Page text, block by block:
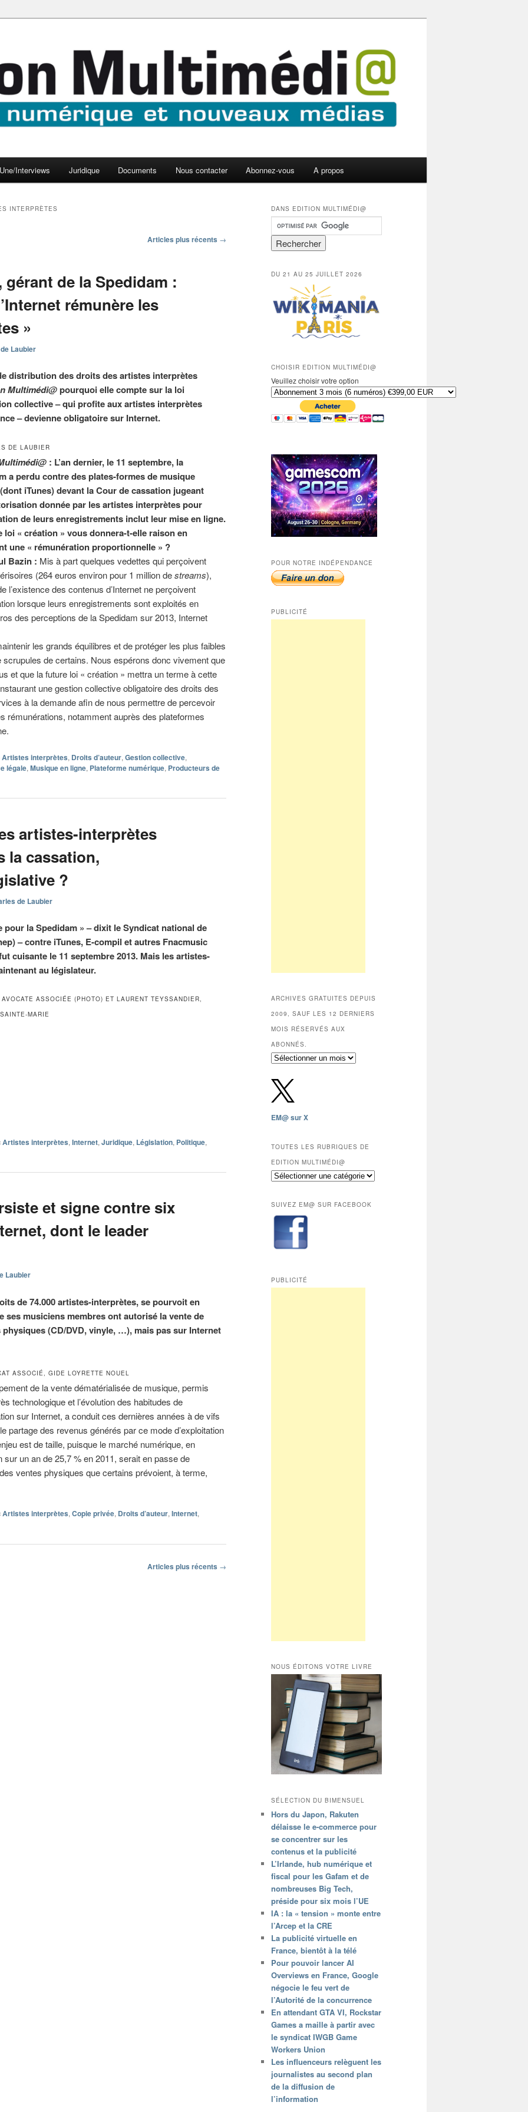
Une/Interviews Juridique Documents Nous contacter Abonnez-vous A propos
INTERPRÈTES
Articles plus récents →
gérant de la Spedidam :
rémunère les
»
Laubier
distribution des droits des artistes interprètes
Multimédi@pourquoi elle compte sur la loi
collective – qui profite aux artistes interprètes
– devienne obligatoire sur Internet.
DE LAUBIER
: L’an dernier, le 11 septembre, la
a perdu contre des plates-formes de musique
iTunes) devant la Cour de cassation jugeant
donnée par les artistes interprètes pour
de leurs enregistrements inclut leur mise en ligne.
loi « création » vous donnera-t-elle raison en
une « rémunération proportionnelle » ?
Bazin : Mis à part quelques vedettes qui perçoivent
(264 euros environ pour 1 million destreams),
l’existence des contenus d’Internet ne perçoivent
lorsque leurs enregistrements sont exploités en
des perceptions de la Spedidam sur 2013, Internet
les grands équilibres et de protéger les plus faibles
scrupules de certains. Nous espérons donc vivement que
et que la future loi « création » mettra un terme à cette
une gestion collective obligatoire des droits des
à la demande afin de nous permettre de percevoir
rémunérations, notamment auprès des plateformes
Artistes interprètes, Droits d’auteur, Gestion collective,
légale, Musique en ligne, Plateforme numérique, Producteurs de
artistes-interprètes
la cassation,
?
de Laubier
pour la Spedidam » – dixit le Syndicat national de
– contre iTunes, E-compil et autres Fnacmusic
cuisante le 11 septembre 2013. Mais les artistes-
au législateur.
ASSOCIÉE (PHOTO) ET LAURENT TEYSSANDIER,
MARIE
Artistes interprètes, Internet, Juridique, Législation, Politique,
et signe contre six
dont le leader
Laubier
de 74.000 artistes-interprètes, se pourvoit en
ses musiciens membres ont autorisé la vente de
(CD/DVD, vinyle, …), mais pas sur Internet
ASSOCIÉ, GIDE LOYRETTE NOUEL
de la vente dématérialisée de musique, permis
technologique et l’évolution des habitudes de
sur Internet, a conduit ces dernières années à de vifs
partage des revenus générés par ce mode d’exploitation
est de taille, puisque le marché numérique, en
sur un an de 25,7 % en 2011, serait en passe de
ventes physiques que certains prévoient, à terme,
Artistes interprètes, Copie privée, Droits d’auteur, Internet,
Articles plus récents →
DANS EDITION MULTIMÉDI@
DU 21 AU 25 JUILLET 2026
CHOISIR EDITION MULTIMÉDI@
Veuillez choisir votre option
POUR NOTRE INDÉPENDANCE
PUBLICITÉ
ARCHIVES GRATUITES DEPUIS
2009, SAUF LES 12 DERNIERS
MOIS RÉSERVÉS AUX
ABONNÉS.
Archives
depuis
2009,
sauf
les
mois
réservés
aux
abonnés.
EM@ sur X
TOUTES LES RUBRIQUES DE
EDITION MULTIMÉDI@
Toutes
de
Edition
Multimédi@
SUIVEZ EM@ SUR FACEBOOK
PUBLICITÉ
NOUS ÉDITONS VOTRE LIVRE
SÉLECTION DU BIMENSUEL
Hors du Japon, Rakuten
délaisse le e-commerce pour
se concentrer sur les
contenus et la publicité
L’Irlande, hub numérique et
fiscal pour les Gafam et de
nombreuses Big Tech,
préside pour six mois l’UE
IA : la « tension » monte entre
l’Arcep et la CRE
La publicité virtuelle en
France, bientôt à la télé
Pour pouvoir lancer AI
Overviews en France, Google
négocie le feu vert de
l’Autorité de la concurrence
En attendant GTA VI, Rockstar
Games a maille à partir avec
le syndicat IWGB Game
Workers Union
Les influenceurs relèguent les
journalistes au second plan
de la diffusion de
l’information